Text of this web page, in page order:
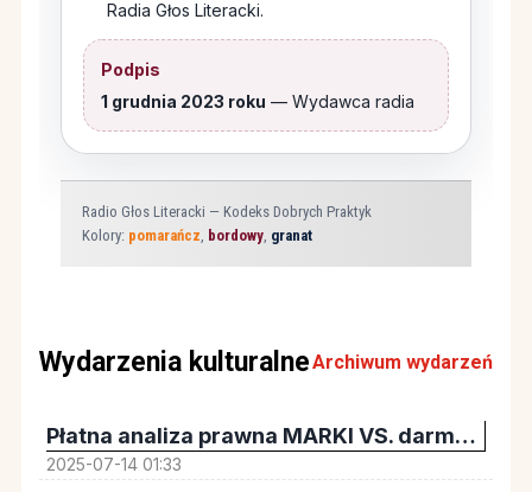
Radia Głos Literacki.
Podpis
1 grudnia 2023 roku — Wydawca radia
Radio Głos Literacki — Kodeks Dobrych Praktyk
Kolory: pomarańcz, bordowy, granat
Wydarzenia kulturalneArchiwum wydarzeń
Płatna analiza prawna MARKI VS. darmowa.
2025-07-14 01:33